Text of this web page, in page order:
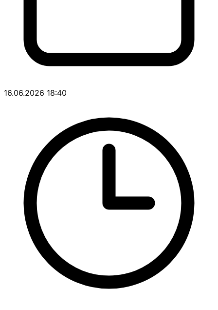
16.06.2026 18:40